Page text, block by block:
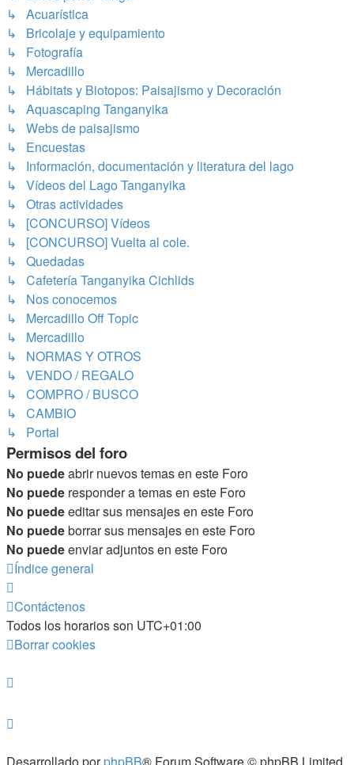
↳ Acuarística
↳ Bricolaje y equipamiento
↳ Fotografía
↳ Mercadillo
↳ Hábitats y Biotopos: Paisajismo y Decoración
↳ Aquascaping Tanganyika
↳ Webs de paisajismo
↳ Encuestas
↳ Información, documentación y literatura del lago
↳ Vídeos del Lago Tanganyika
↳ Otras actividades
↳ [CONCURSO] Vídeos
↳ [CONCURSO] Vuelta al cole.
↳ Quedadas
↳ Cafetería Tanganyika Cichlids
↳ Nos conocemos
↳ Mercadillo Off Topic
↳ Mercadillo
↳ NORMAS Y OTROS
↳ VENDO / REGALO
↳ COMPRO / BUSCO
↳ CAMBIO
↳ Portal
Permisos del foro
No puedeabrir nuevos temas en este Foro
No puede responder a temas en este Foro
No puedeeditar sus mensajes en este Foro
No puedeborrar sus mensajes en este Foro
No puedeenviar adjuntos en este Foro
Índice general
Contáctenos
Todos los horarios son UTC+01:00
Borrar cookies